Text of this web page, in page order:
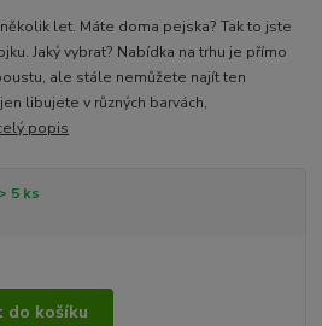
let. Máte doma pejska? Tak to jste
Jaký vybrat? Nabídka na trhu je přímo
ale stále nemůžete najít ten
libujete v různých barvách,
popis
5 ks
do košíku